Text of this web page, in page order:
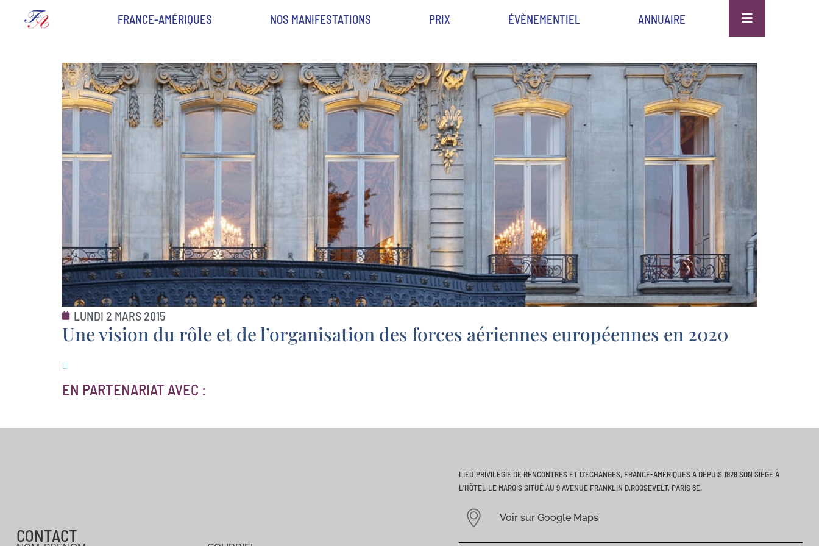
FRANCE-AMÉRIQUES NOS MANIFESTATIONS PRIX ÉVÈNEMENTIEL ANNUAIRE
LUNDI 2 MARS 2015
Une vision du rôle et de l’organisation des forces aériennes européennes en 2020
EN PARTENARIAT AVEC :
CONTACT
LIEU PRIVILÉGIÉ DE RENCONTRES ET D’ÉCHANGES, FRANCE-AMÉRIQUES A DEPUIS 1929 SON SIÈGE À
L’HÔTEL LE MAROIS SITUÉ AU 9 AVENUE FRANKLIN D.ROOSEVELT, PARIS 8E.
Voir sur Google Maps